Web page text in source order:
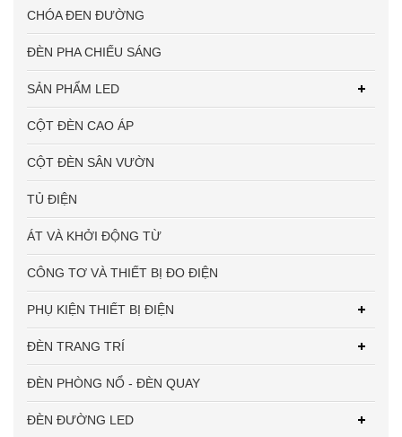
CHÓA ĐEN ĐƯỜNG
ĐÈN PHA CHIẾU SÁNG
SẢN PHẨM LED
CỘT ĐÈN CAO ÁP
CỘT ĐÈN SÂN VƯỜN
TỦ ĐIỆN
ÁT VÀ KHỞI ĐỘNG TỪ
CÔNG TƠ VÀ THIẾT BỊ ĐO ĐIỆN
PHỤ KIỆN THIẾT BỊ ĐIỆN
ĐÈN TRANG TRÍ
ĐÈN PHÒNG NỔ - ĐÈN QUAY
ĐÈN ĐƯỜNG LED